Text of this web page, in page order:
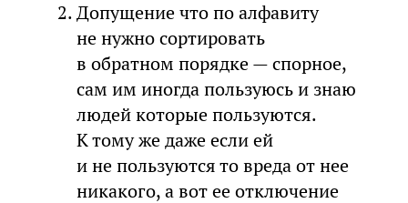
Допущение что по алфавиту
не нужно сортировать
в обратном порядке — спорное,
сам им иногда пользуюсь и знаю
людей которые пользуются.
К тому же даже если ей
и не пользуются то вреда от нее
никакого, а вот ее отключение